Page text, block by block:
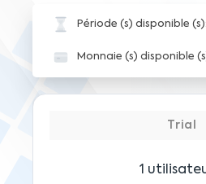
Période (s) disponible (s):
Monnaie (s) disponible
Trial
1